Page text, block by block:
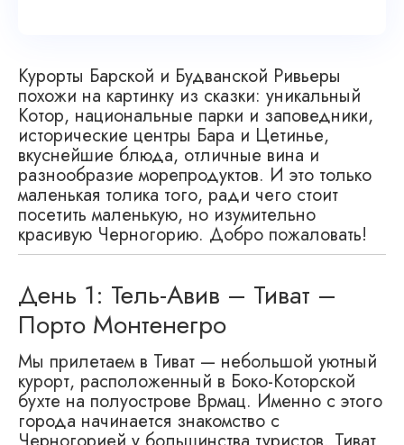
Курорты Барской и Будванской Ривьеры
похожи на картинку из сказки: уникальный
Котор, национальные парки и заповедники,
исторические центры Бара и Цетинье,
вкуснейшие блюда, отличные вина и
разнообразие морепродуктов. И это только
маленькая толика того, ради чего стоит
посетить маленькую, но изумительно
красивую Черногорию. Добро пожаловать!
День 1: Тель-Авив – Тиват –
Порто Монтенегро
Мы прилетаем в Тиват — небольшой уютный
курорт, расположенный в Боко-Которской
бухте на полуострове Врмац. Именно с этого
города начинается знакомство с